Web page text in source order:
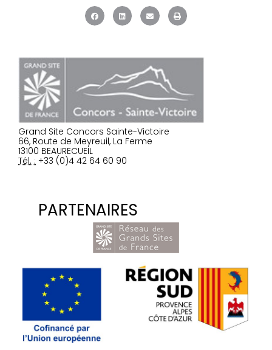
Grand Site Concors Sainte-Victoire
66, Route de Meyreuil, La Ferme
13100 BEAURECUEIL
Tél. : +33 (0)4 42 64 60 90
PARTENAIRES